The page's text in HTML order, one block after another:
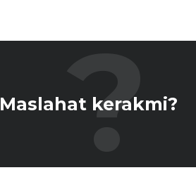
Maslahat kerakmi?